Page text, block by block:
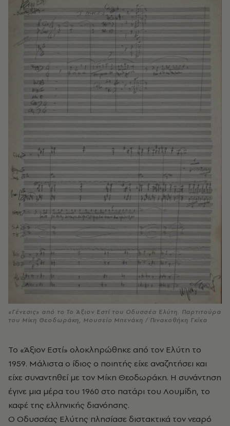
«Γένεσις» από το Το Άξιον Εστί του Οδυσσέα Ελύτη. Παρτιτούρα
του Μίκη Θεοδωράκη, Μουσείο Μπενάκη / Πινακοθήκη Γκίκα
Το «Άξιον Εστί» ολοκληρώθηκε από τον Ελύτη το
1959. Μάλιστα ο ίδιος ο ποιητής είχε αναζητήσει και
είχε συναντηθεί με τον Μίκη Θεοδωράκη. Η συνάντηση
έγινε μια μέρα του 1960 στο πατάρι του Λουμίδη, το
καφέ της ελληνικής διανόησης.
Ο Οδυσσέας Ελύτης πλησίασε διστακτικά τον νεαρό